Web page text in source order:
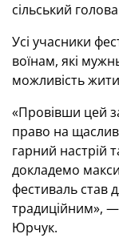
сільський
Усі учасники
воїнам, які
можливість
«Провівши цей
право на
гарний настрій
докладемо
фестиваль став
традиційним», —
Юрчук.